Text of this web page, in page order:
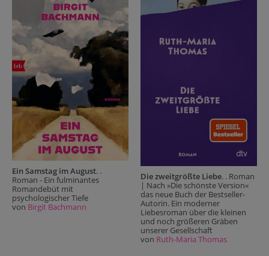
Ein Samstag im August. .
Roman - Ein fulminantes
Romandebüt mit
psychologischer Tiefe
von Birgit Bachmann
Die zweitgrößte Liebe. . Roman
| Nach »Die schönste Version«
das neue Buch der Bestseller-
Autorin. Ein moderner
Liebesroman über die kleinen
und noch größeren Gräben
unserer Gesellschaft
von Ruth-Maria Thomas